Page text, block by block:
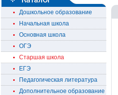
Дошкольное образование
Начальная школа
Основная школа
ОГЭ
Старшая школа
ЕГЭ
Педагогическая литература
Дополнительное образование